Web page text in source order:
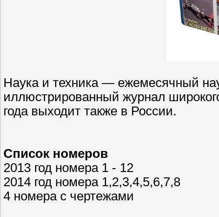
Наука и техника — ежемесячный
иллюстрированный журнал
года выходит также в России.
Список номеров
2013 год номера 1 - 12
2014 год номера 1,2,3,4,5,6,7,8
4 номера с чертежами